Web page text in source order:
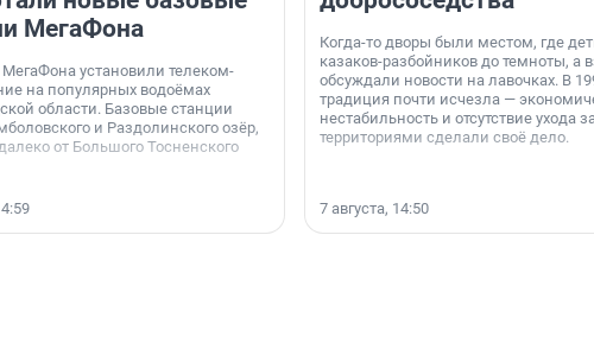
МегаФона
установили телеком-
на популярных водоёмах
области. Базовые станции
и Раздолинского озёр,
от Большого Тосненского
Когда-то дворы были местом, где
казаков-разбойников до темноты, а
обсуждали новости на лавочках. В
традиция почти исчезла —
нестабильность и отсутствие ухода
территориями сделали своё дело.
7 августа, 14:50